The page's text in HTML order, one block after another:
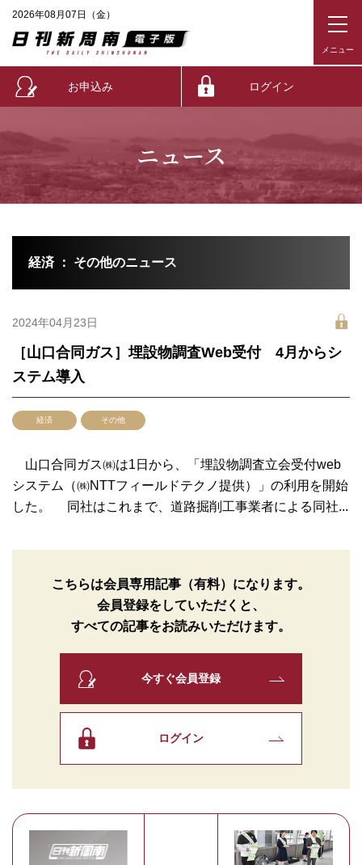
2026年08月07日（金）
お申込み ログイン
ニュース
経済 ： その他のニュース
2024年04月23日
［山口合同ガス］埋設物調査Web受付 4月からシ
ステム導入
経済 その他
山口合同ガス㈱は1日から、「埋設物調査立会受付web
システム（㈱NTTフィールドテクノ提供）」の利用を開始
した。 同社はこれまで、道路掘削工事業者による同社...
こちらは会員専用記事（有料）になります。
会員登録をしていただくと、
すべての記事をお読みいただけます。
今すぐ会員登録
ログイン